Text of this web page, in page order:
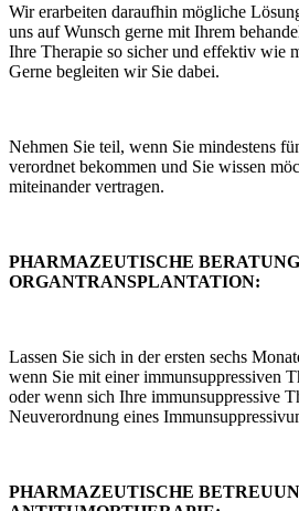
Wir erarbeiten daraufhin mögliche
uns auf Wunsch gerne mit Ihrem
Ihre Therapie so sicher und effektiv wie
Gerne begleiten wir Sie dabei.
Nehmen Sie teil, wenn Sie mindestens
verordnet bekommen und Sie wissen
miteinander vertragen.
PHARMAZEUTISCHE
ORGANTRANSPLANTATION:
Lassen Sie sich in der ersten sechs
wenn Sie mit einer immunsuppressiven
oder wenn sich Ihre immunsuppressive
Neuverordnung eines
PHARMAZEUTISCHE